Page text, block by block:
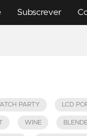
Subscrever
PARTY LCD
WINE